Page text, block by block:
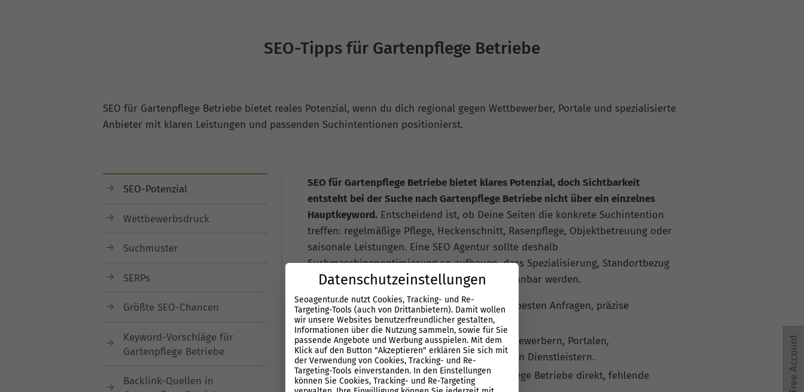
SEO-Tipps für Gartenpflege Betriebe
SEO für Gartenpflege Betriebe bietet reales Potenzial, wenn du dich regional gegen Wettbewerber, Portale und spezialisierte
Anbieter mit klaren Leistungen und passenden Suchintentionen positionierst.
SEO-Potenzial
Wettbewerbsdruck
Suchmuster
SERPs
Größte SEO-Chancen
Keyword-Vorschläge für
Gartenpflege Betriebe
Backlink-Quellen in
SEO für Gartenpflege Betriebe bietet klares Potenzial, doch Sichtbarkeit
entsteht bei der Suche nach Gartenpflege Betriebe nicht über ein einzelnes
Hauptkeyword. Entscheidend ist, ob Deine Seiten die konkrete Suchintention
treffen: regelmäßige Pflege, Heckenschnitt, Rasenpflege, Objektbetreuung oder
saisonale Leistungen. Eine SEO Agentur sollte deshalb
Suchmaschinenoptimierung so aufbauen, dass Spezialisierung, Standortbezug
und Vertrauen auf jeder wichtigen Seite erkennbar werden.
Breite Keywords allein bringen selten die besten Anfragen, präzise
Leistungsseiten sind meist stärker.
Der Wettbewerb besteht aus direkten Mitbewerbern, Portalen,
Branchenverzeichnissen und spezialisierten Dienstleistern.
KI-Suchen nennen Anbieter von Gartenpflege Betriebe direkt, fehlende
Free Account
Datenschutzeinstellungen
Seoagentur.de nutzt Cookies, Tracking- und Re-
Targeting-Tools (auch von Drittanbietern). Damit wollen
wir unsere Websites benutzerfreundlicher gestalten,
Informationen über die Nutzung sammeln, sowie für Sie
passende Angebote und Werbung ausspielen. Mit dem
Klick auf den Button "Akzeptieren" erklären Sie sich mit
der Verwendung von Cookies, Tracking- und Re-
Targeting-Tools einverstanden. In den Einstellungen
können Sie Cookies, Tracking- und Re-Targeting